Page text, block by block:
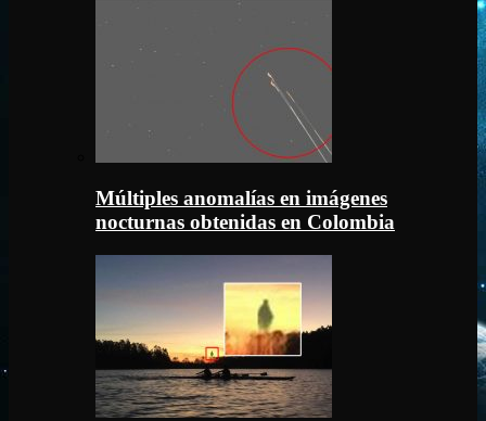
Múltiples anomalías en imágenes
nocturnas obtenidas en Colombia